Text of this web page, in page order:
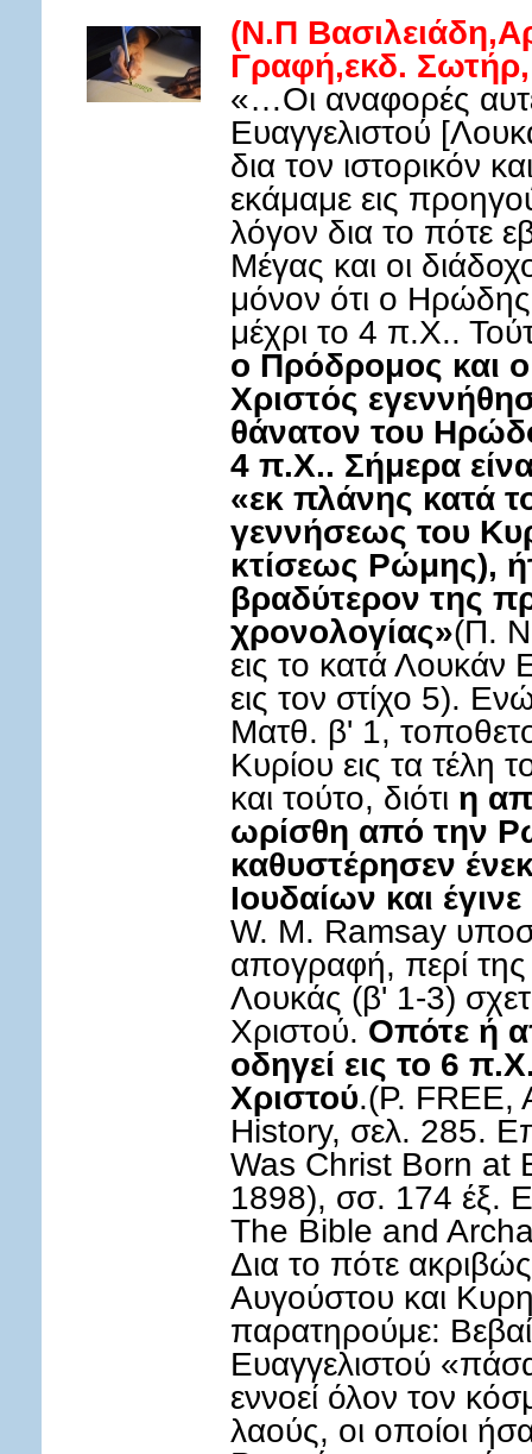
(Ν.Π
Γραφή,εκδ.
«…Οι αναφορές
Ευαγγελιστού
δια τον ιστορικόν
εκάμαμε εις
λόγον δια το πότε
Μέγας και οι
μόνον ότι ο
μέχρι το 4 π.Χ..
ο Πρόδρομος και
Χριστός
θάνατον του
4 π.Χ.. Σήμερα
«εκ πλάνης κατά
γεννήσεως του
κτίσεως Ρώμης),
βραδύτερον της
χρονολογίας»(Π.
εις το κατά Λουκάν
εις τον στίχο 5).
Ματθ. β' 1,
Κυρίου εις τα τέλη
και τούτο, διότι η
ωρίσθη από την
καθυστέρησεν
Ιουδαίων και
W. Μ. Ramsay
απογραφή, περί της
Λουκάς (β' 1-3)
Χριστού. Οπότε ή
οδηγεί εις το 6
Χριστού.(Ρ. FREE,
History, σελ. 285.
Was Christ Born at
1898), σσ. 174 έξ.
The Bible and
Δια το πότε
Αυγούστου και
παρατηρούμε:
Ευαγγελιστού
εννοεί όλον τον
λαούς, οι οποίοι